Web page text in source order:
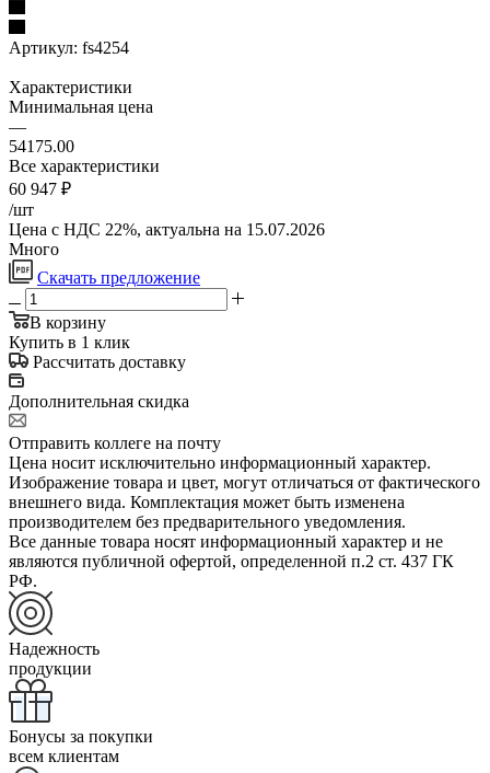
Артикул: fs4254
Характеристики
Минимальная цена
—
54175.00
Все характеристики
60 947 ₽
/шт
Цена с НДС 22%, актуальна на 15.07.2026
Много
Скачать предложение
В корзину
Купить в 1 клик
Рассчитать доставку
Дополнительная скидка
Отправить коллеге на почту
Цена носит исключительно информационный характер.
Изображение товара и цвет, могут отличаться от фактического
внешнего вида. Комплектация может быть изменена
производителем без предварительного уведомления.
Все данные товара носят информационный характер и не
являются публичной офертой, определенной п.2 ст. 437 ГК
РФ.
Надежность
продукции
Бонусы за покупки
всем клиентам